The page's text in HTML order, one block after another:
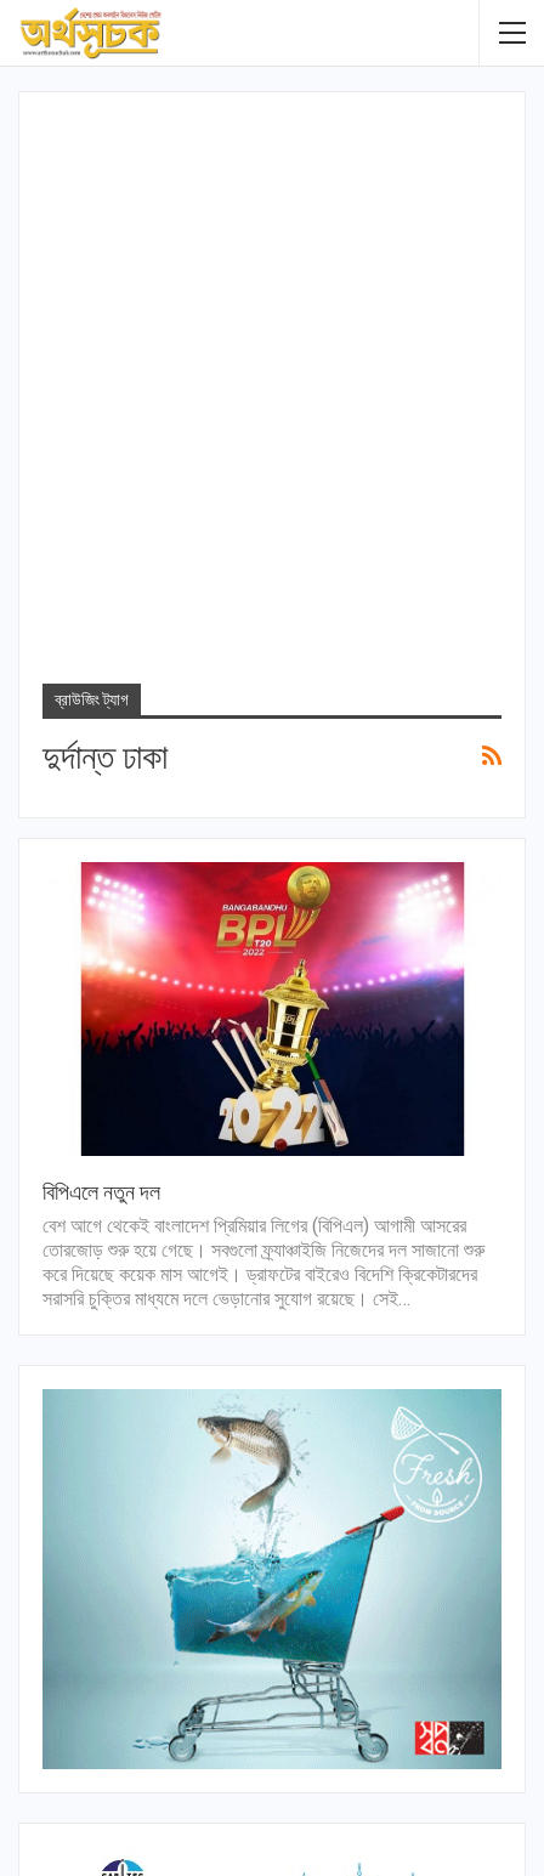
ব্রাউজিং ট্যাগ
দুর্দান্ত ঢাকা
বিপিএলে নতুন দল
বেশ আগে থেকেই বাংলাদেশ প্রিমিয়ার লিগের (বিপিএল) আগামী আসরের
তোরজোড় শুরু হয়ে গেছে। সবগুলো ফ্র্যাঞ্চাইজি নিজেদের দল সাজানো শুরু
করে দিয়েছে কয়েক মাস আগেই। ড্রাফটের বাইরেও বিদেশি ক্রিকেটারদের
সরাসরি চুক্তির মাধ্যমে দলে ভেড়ানোর সুযোগ রয়েছে। সেই…